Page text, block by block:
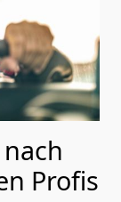
Profis